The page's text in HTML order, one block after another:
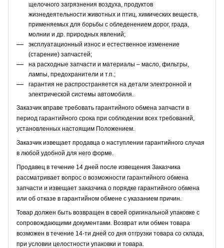
щелочного загрязнения воздуха, продуктов
жизнедеятельности животных и птиц, химических веществ,
применяемых для борьбы с обледенением дорог, града,
молнии и др. природных явлений;
эксплуатационный износ и естественное изменение
(старение) запчастей;
на расходные запчасти и материалы – масло, фильтры,
лампы, предохранители и т.п.;
гарантия не распространяется на детали электронной и
электрической системы автомобиля.
Заказчик вправе требовать гарантийного обмена запчасти в
период гарантийного срока при соблюдении всех требований,
установленных настоящим Положением.
Заказчик извещает продавца о наступлении гарантийного случая
в любой удобной для него форме.
Продавец в течение 14 дней после извещения Заказчика
рассматривает вопрос о возможности гарантийного обмена
запчасти и извещает заказчика о порядке гарантийного обмена
или об отказе в гарантийном обмене с указанием причин.
Товар должен быть возвращен в своей оригинальной упаковке с
сопровождающими документами. Возврат или обмен товара
возможен в течение 14-ти дней со дня отгрузки товара со склада,
при условии целостности упаковки и товара.